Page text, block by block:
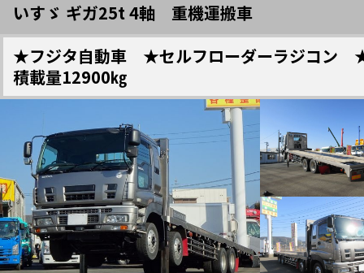
重機・車輌運搬 キャリアー
トレーラー
塵芥車 糞尿車 粉粒体運搬車
バス ローリー 家畜運搬車
散水車 特装車・その他
全車種一覧
検索
いすゞ ギガ25t 4軸 重機運搬車
★フジタ自動車 ★セルフローダーラジコン
積載量12900㎏